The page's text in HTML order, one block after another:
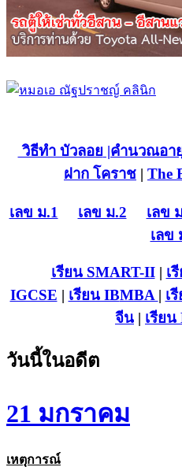
วิธีทำ บัวลอย |คำนวณอา
ฝาก โคราช | The
เลข ม.1 เลข ม.2 เลข
เลข
เรียน SMART-II| เ
IGCSE | เรียน IBMBA | เ
จีน | เรีย
วันนี้ในอดีต
21 มกราคม
เหตุการณ์